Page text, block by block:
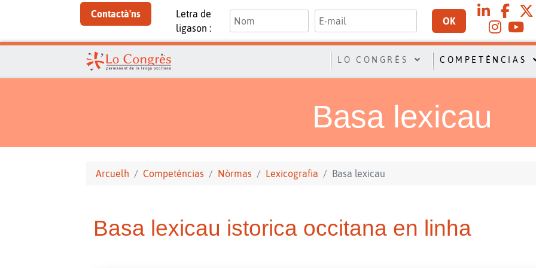
Contactà'ns
Letra de
ligason :
OK
LO CONGRÈS COMPETÉNCIAS
Basa lexicau
Arcuelh Competéncias Nòrmas Lexicografia Basa lexicau
Basa lexicau istorica occitana en linha